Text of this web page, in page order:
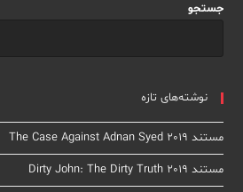
جستجو
نوشته‌های تازه
مستند The Case Against Adnan Syed 2019
مستند Dirty John: The Dirty Truth 2019